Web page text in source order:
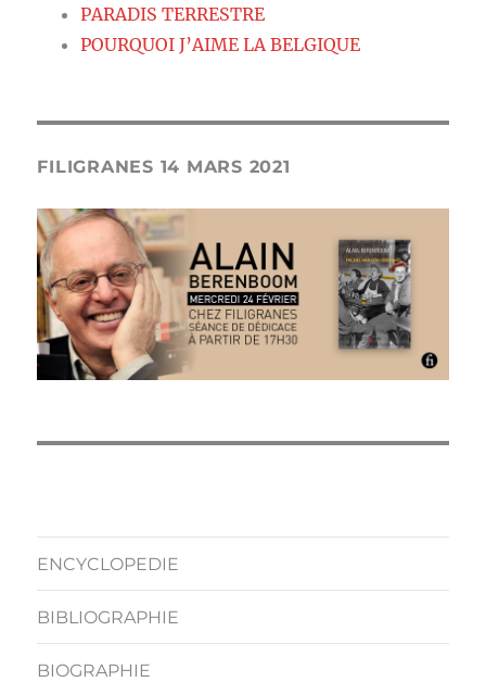
PARADIS TERRESTRE
POURQUOI J’AIME LA BELGIQUE
FILIGRANES 14 MARS 2021
ENCYCLOPEDIE
BIBLIOGRAPHIE
BIOGRAPHIE